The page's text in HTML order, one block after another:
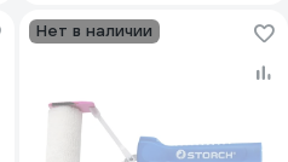
Нет в наличии